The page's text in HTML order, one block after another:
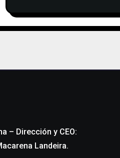
– Dirección y CEO:
Landeira.